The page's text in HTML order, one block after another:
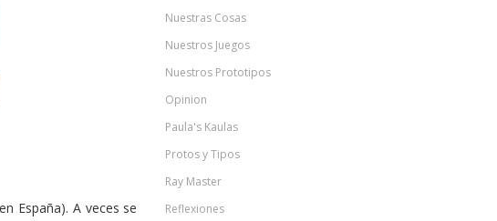
España). A veces se
Nuestras Cosas
Nuestros Juegos
Nuestros Prototipos
Opinion
Paula's Kaulas
Protos y Tipos
Ray Master
Reflexiones